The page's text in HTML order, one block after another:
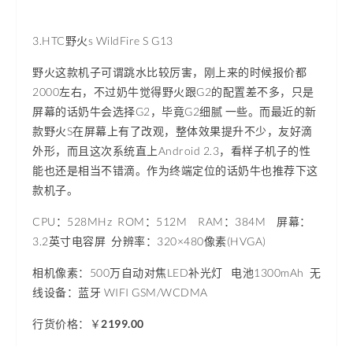
3.HTC野火s WildFire S G13
野火这款机子可谓跳水比较厉害，刚上来的时候报价都
2000左右，不过奶牛觉得野火跟G2的配置差不多，只是
屏幕的话奶牛会选择G2，毕竟G2细腻 一些。而最近的新
款野火S在屏幕上有了改观，整体效果提升不少，友好滴
外形，而且这次系统直上Android 2.3，看样子机子的性
能也还是相当不错滴。作为终端定位的话奶牛也推荐下这
款机子。
CPU：528MHz ROM：512M RAM：384M 屏幕：
3.2英寸电容屏 分辨率： 320×480像素(HVGA)
相机像素：500万自动对焦LED补光灯 电池1300mAh 无
线设备：蓝牙 WIFI GSM/WCDMA
行货价格： ￥ 2199.00